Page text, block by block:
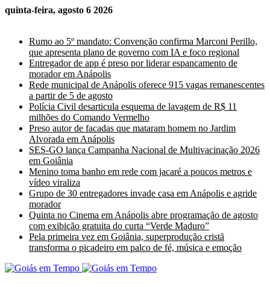
quinta-feira, agosto 6 2026
Rumo ao 5º mandato: Convenção confirma Marconi Perillo,
que apresenta plano de governo com IA e foco regional
Entregador de app é preso por liderar espancamento de
morador em Anápolis
Rede municipal de Anápolis oferece 915 vagas remanescentes
a partir de 5 de agosto
Polícia Civil desarticula esquema de lavagem de R$ 11
milhões do Comando Vermelho
Preso autor de facadas que mataram homem no Jardim
Alvorada em Anápolis
SES-GO lança Campanha Nacional de Multivacinação 2026
em Goiânia
Menino toma banho em rede com jacaré a poucos metros e
vídeo viraliza
Grupo de 30 entregadores invade casa em Anápolis e agride
morador
Quinta no Cinema em Anápolis abre programação de agosto
com exibição gratuita do curta “Verde Maduro”
Pela primeira vez em Goiânia, superprodução cristã
transforma o picadeiro em palco de fé, música e emoção